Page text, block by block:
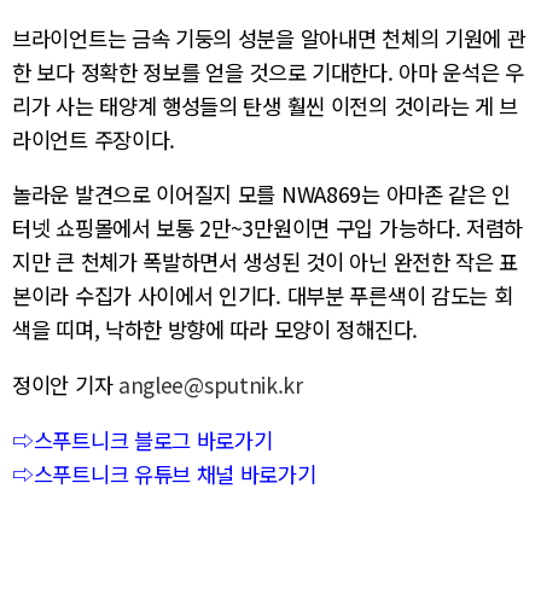
브라이언트는 금속 기둥의 성분을 알아내면 천체의 기원에 관
한 보다 정확한 정보를 얻을 것으로 기대한다. 아마 운석은 우
리가 사는 태양계 행성들의 탄생 훨씬 이전의 것이라는 게 브
라이언트 주장이다.
놀라운 발견으로 이어질지 모를 NWA869는 아마존 같은 인
터넷 쇼핑몰에서 보통 2만~3만원이면 구입 가능하다. 저렴하
지만 큰 천체가 폭발하면서 생성된 것이 아닌 완전한 작은 표
본이라 수집가 사이에서 인기다. 대부분 푸른색이 감도는 회
색을 띠며, 낙하한 방향에 따라 모양이 정해진다.
정이안 기자 anglee@sputnik.kr
⇨스푸트니크 블로그 바로가기
⇨스푸트니크 유튜브 채널 바로가기